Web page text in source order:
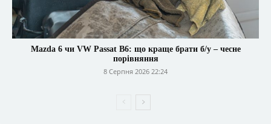
Mazda 6 чи VW Passat B6: що краще брати б/у – чесне
порівняння
8 Серпня 2026 22:24